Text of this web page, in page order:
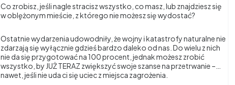
Co zrobisz, jeśli nagle stracisz wszystko, co masz, lub znajdziesz się
w oblężonym mieście, z którego nie możesz się wydostać?
Ostatnie wydarzenia udowodniły, że wojny i katastrofy naturalne nie
zdarzają się wyłącznie gdzieś bardzo daleko od nas. Do wielu z nich
nie da się przygotować na 100 procent, jednak możesz zrobić
wszystko, by JUŻ TERAZ zwiększyć swoje szanse na przetrwanie –
nawet, jeśli nie uda ci się uciec z miejsca zagrożenia.